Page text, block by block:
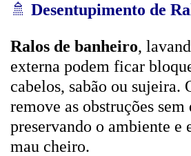
🚿 Desentupimento de
Ralos de banheiro,
externa podem ficar
cabelos, sabão ou sujeira.
remove as obstruções sem
preservando o ambiente e
mau cheiro.